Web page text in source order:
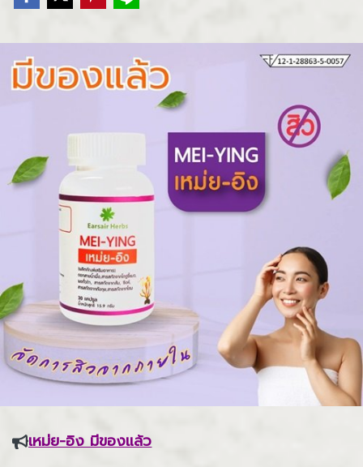
เหม่ย-อิง มีของแล้ว